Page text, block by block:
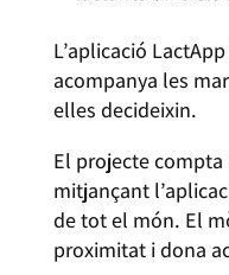
L’aplicació
acompanya les
elles decideixin.
El projecte
mitjançant
de tot el món. El
proximitat i dona